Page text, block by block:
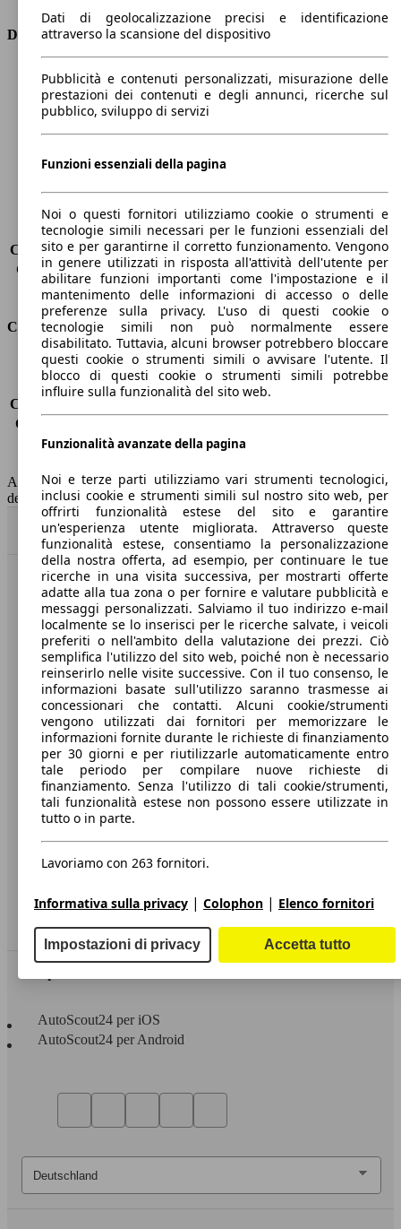
Dimensioni
Lunghezza
4350 mm
Altezza
1460 mm
Larghezza
1800 mm
Passo
2630 mm
Carico massimo
-
Porte
5
Sedili
5
Carico sul tetto
-
Capacità di traino (senza freni) -
Capacità di traino (con freni)
1300 kg
Volume del bagagliaio
350 l
Consumi
Emissioni di CO2*
110 g/km (komb.)
Consumo (urbano)
5.0 l/100km
Consumo (extra-urbano)
Consumo (combinato)*
Classe di emissione
Euro 5
AutoScout24 non si assume alcuna responsabilità per la correttezza
dei dati.
Torna su
Benvenuti su AutoScout24, il mercato auto europeo.
Società
A proposito di AutoScout24
Stampa
Media
Condizioni generali
Informazioni
Dichiarazione di Accessibilità
Servizi
Area rivenditori
AutoScout24 per iOS
AutoScout24 per Android
Dati di geolocalizzazione precisi e identificazione
attraverso la scansione del dispositivo
Pubblicità e contenuti personalizzati, misurazione delle
prestazioni dei contenuti e degli annunci, ricerche sul
pubblico, sviluppo di servizi
Funzioni essenziali della pagina
Noi o questi fornitori utilizziamo cookie o strumenti e
tecnologie simili necessari per le funzioni essenziali del
sito e per garantirne il corretto funzionamento. Vengono
in genere utilizzati in risposta all'attività dell'utente per
abilitare funzioni importanti come l'impostazione e il
mantenimento delle informazioni di accesso o delle
preferenze sulla privacy. L'uso di questi cookie o
tecnologie simili non può normalmente essere
disabilitato. Tuttavia, alcuni browser potrebbero bloccare
questi cookie o strumenti simili o avvisare l'utente. Il
blocco di questi cookie o strumenti simili potrebbe
influire sulla funzionalità del sito web.
Funzionalità avanzate della pagina
Noi e terze parti utilizziamo vari strumenti tecnologici,
inclusi cookie e strumenti simili sul nostro sito web, per
offrirti funzionalità estese del sito e garantire
un'esperienza utente migliorata. Attraverso queste
funzionalità estese, consentiamo la personalizzazione
della nostra offerta, ad esempio, per continuare le tue
ricerche in una visita successiva, per mostrarti offerte
adatte alla tua zona o per fornire e valutare pubblicità e
messaggi personalizzati. Salviamo il tuo indirizzo e-mail
localmente se lo inserisci per le ricerche salvate, i veicoli
preferiti o nell'ambito della valutazione dei prezzi. Ciò
semplifica l'utilizzo del sito web, poiché non è necessario
reinserirlo nelle visite successive. Con il tuo consenso, le
informazioni basate sull'utilizzo saranno trasmesse ai
concessionari che contatti. Alcuni cookie/strumenti
vengono utilizzati dai fornitori per memorizzare le
informazioni fornite durante le richieste di finanziamento
per 30 giorni e per riutilizzarle automaticamente entro
tale periodo per compilare nuove richieste di
finanziamento. Senza l'utilizzo di tali cookie/strumenti,
tali funzionalità estese non possono essere utilizzate in
tutto o in parte.
Lavoriamo con 263 fornitori.
Informativa sulla privacy | Colophon | Elenco fornitori
Impostazioni di privacy Accetta tutto